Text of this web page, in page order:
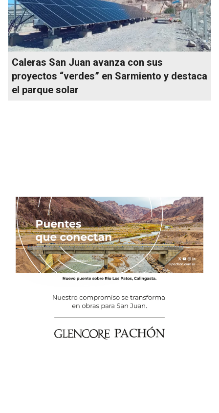
Caleras San Juan avanza con sus
proyectos “verdes” en Sarmiento y destaca
el parque solar